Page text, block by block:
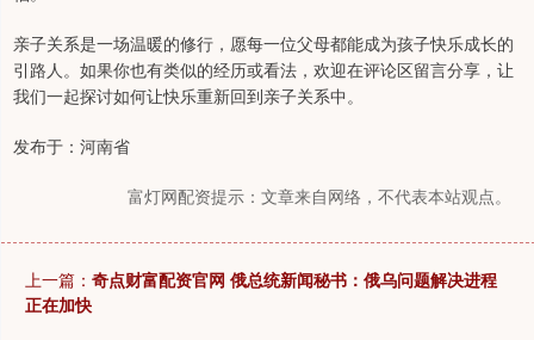
亲子关系是一场温暖的修行，愿每一位父母都能成为孩子快乐成长的
引路人。如果你也有类似的经历或看法，欢迎在评论区留言分享，让
我们一起探讨如何让快乐重新回到亲子关系中。
发布于：河南省
富灯网配资提示：文章来自网络，不代表本站观点。
上一篇： 奇点财富配资官网 俄总统新闻秘书：俄乌问题解决进程
正在加快